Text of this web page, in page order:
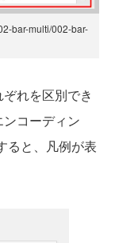
bar-multi/002-bar-
れを区別でき
コーディン
ると、凡例が表